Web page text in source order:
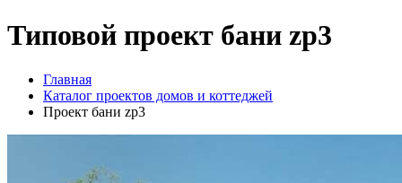
Типовой проект бани zp3
Главная
Каталог проектов домов и коттеджей
Проект бани zp3